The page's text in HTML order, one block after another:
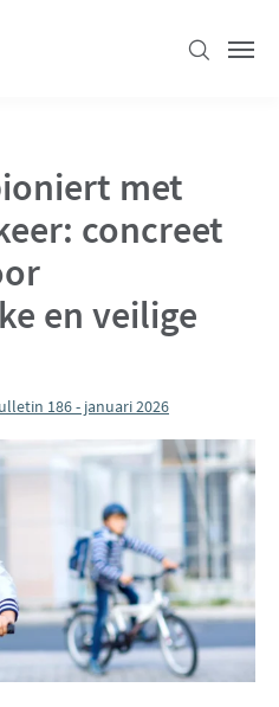
Zoeken
met
concreet
en veilige
186 - januari 2026